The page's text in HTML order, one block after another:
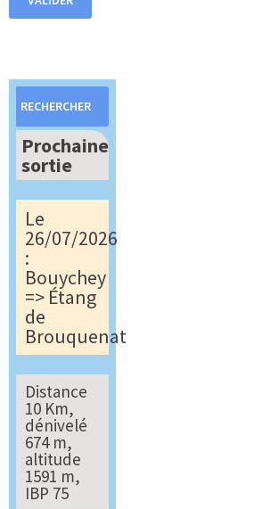
Rechercher :
Prochaine
sortie
Le
26/07/2026
:
Bouychey
=> Étang
de
Brouquenat
Distance
10 Km,
dénivelé
674 m,
altitude
1591 m,
IBP 75